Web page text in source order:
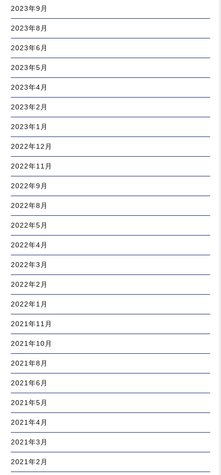
2023年9月
2023年8月
2023年6月
2023年5月
2023年4月
2023年2月
2023年1月
2022年12月
2022年11月
2022年9月
2022年8月
2022年5月
2022年4月
2022年3月
2022年2月
2022年1月
2021年11月
2021年10月
2021年8月
2021年6月
2021年5月
2021年4月
2021年3月
2021年2月